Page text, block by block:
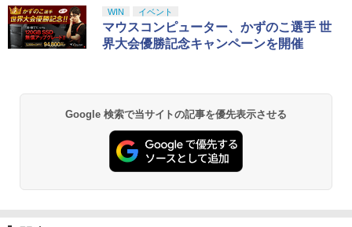
￥3,982
2
劇場版「鬼滅の刃」無限城編 第一章 猗
窩座再来 通常版 [DVD]
WIN イベント
マウスコンピューター、かずのこ選手 世
界大会優勝記念キャンペーンを開催
Google 検索で当サイトの記事を優先表示させる